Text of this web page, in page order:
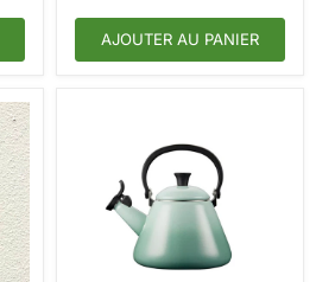
9
AJOUTER AU PANIER